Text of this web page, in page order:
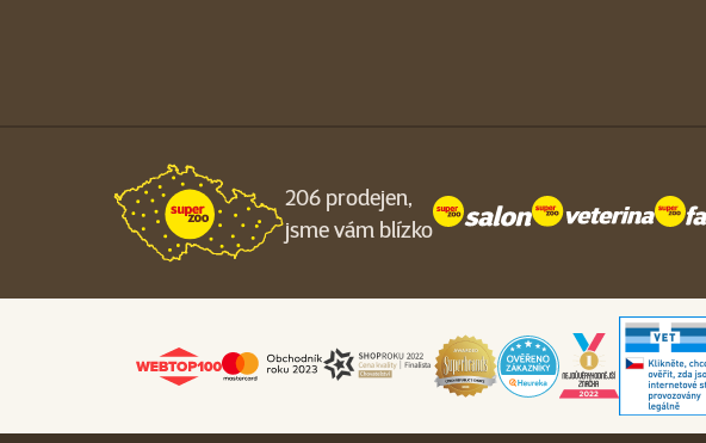
206 prodejen,
jsme vám blízko